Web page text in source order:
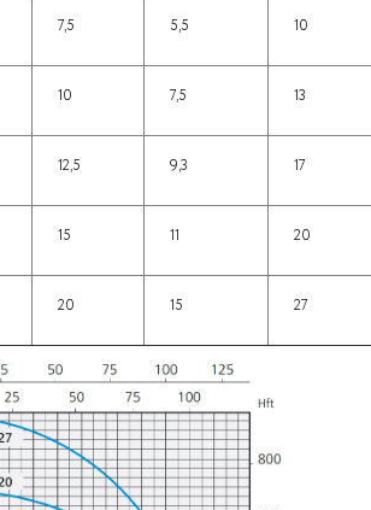
7,5 5,5 10
10 7,5 13
12,5 9,3 17
15 11 20
20 15 27